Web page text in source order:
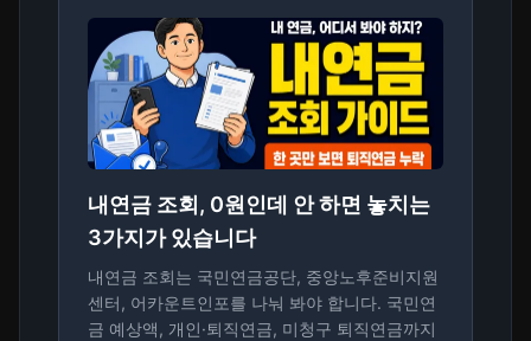
내연금 조회, 0원인데 안 하면 놓치는
3가지가 있습니다
내연금 조회는 국민연금공단, 중앙노후준비지원
센터, 어카운트인포를 나눠 봐야 합니다. 국민연
금 예상액, 개인·퇴직연금, 미청구 퇴직연금까지